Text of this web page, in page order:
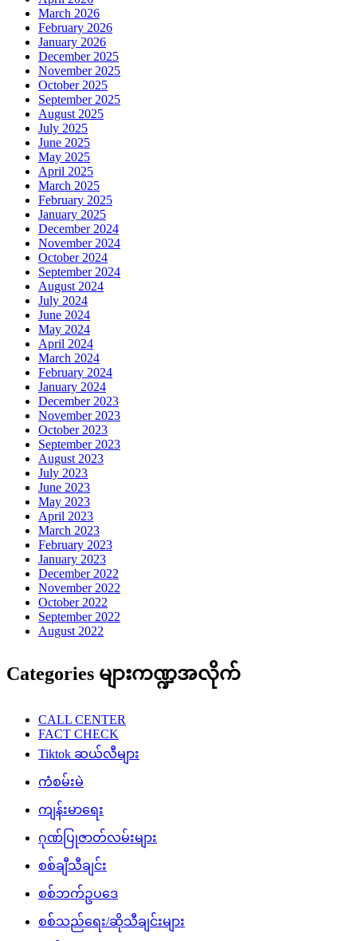
March 2026
February 2026
January 2026
December 2025
November 2025
October 2025
September 2025
August 2025
July 2025
June 2025
May 2025
April 2025
March 2025
February 2025
January 2025
December 2024
November 2024
October 2024
September 2024
August 2024
July 2024
June 2024
May 2024
April 2024
March 2024
February 2024
January 2024
December 2023
November 2023
October 2023
September 2023
August 2023
July 2023
June 2023
May 2023
April 2023
March 2023
February 2023
January 2023
December 2022
November 2022
October 2022
September 2022
August 2022
Categories များကဏ္ဍအလိုက်
CALL CENTER
FACT CHECK
Tiktok ဆယ်လီများ
ကံစမ်းမဲ
ကျန်းမာရေး
ဂုဏ်ပြုဇာတ်လမ်းများ
စစ်ချီသီချင်း
စစ်ဘက်ဥပဒေ
စစ်သည်ရေး/ဆိုသီချင်းများ